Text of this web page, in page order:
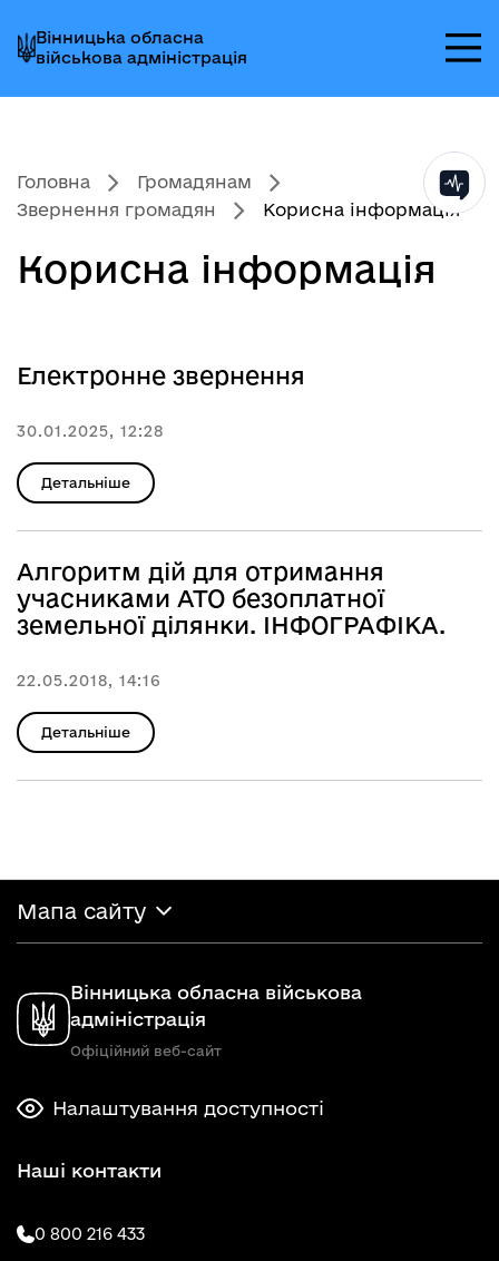
до
головного
меню
до
головного
вмісту
до
головного
колонтитула
Вінницька обласна
військова адміністрація
Головна
Громадянам
Звернення громадян
Корисна інформація
Корисна інформація
Електронне звернення
30.01.2025, 12:28
Детальніше
Алгоритм дій для отримання
учасниками АТО безоплатної
земельної ділянки. ІНФОГРАФІКА.
22.05.2018, 14:16
Детальніше
Мапа сайту
Вінницька обласна військова
адміністрація
Офіційний веб-сайт
Налаштування доступності
Наші контакти
0 800 216 433